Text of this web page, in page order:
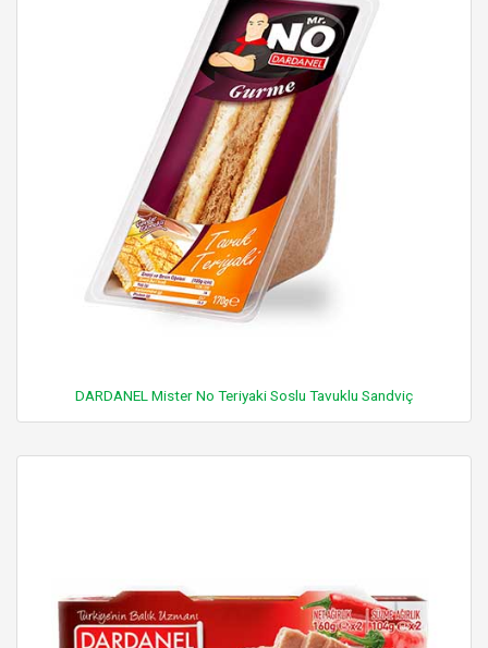
DARDANEL Mister No Teriyaki Soslu Tavuklu Sandviç